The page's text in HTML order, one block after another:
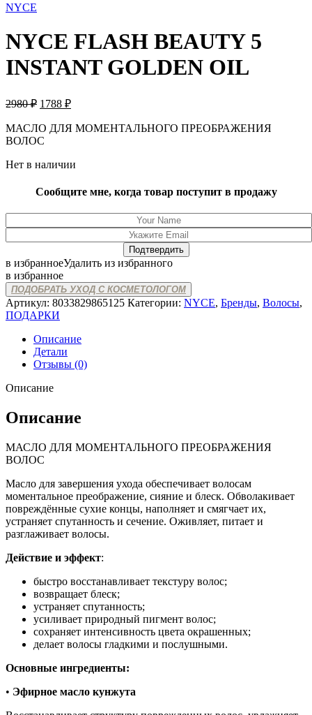
NYCE
NYCE FLASH BEAUTY 5
INSTANT GOLDEN OIL
2980₽ Первоначальная
составляла
2980 ₽.
1788 ₽Текущая
1788 ₽.
МАСЛО ДЛЯ МОМЕНТАЛЬНОГО ПРЕОБРАЖЕНИЯ
ВОЛОС
Нет в наличии
Сообщите мне, когда товар поступит в продажу
в избранноеУдалить из избранного
в избранное
ПОДОБРАТЬ УХОД С КОСМЕТОЛОГОМ
Артикул: 8033829865125 Категории: NYCE, Бренды, Волосы,
ПОДАРКИ
Описание
Детали
Отзывы (0)
Описание
Описание
МАСЛО ДЛЯ МОМЕНТАЛЬНОГО ПРЕОБРАЖЕНИЯ
ВОЛОС
Масло для завершения ухода обеспечивает волосам
моментальное преображение, сияние и блеск. Обволакивает
повреждённые сухие концы, наполняет и смягчает их,
устраняет спутанность и сечение. Оживляет, питает и
разглаживает волосы.
Действие и эффект:
быстро восстанавливает текстуру волос;
возвращает блеск;
устраняет спутанность;
усиливает природный пигмент волос;
сохраняет интенсивность цвета окрашенных;
делает волосы гладкими и послушными.
Основные ингредиенты:
• Эфирное масло кунжута